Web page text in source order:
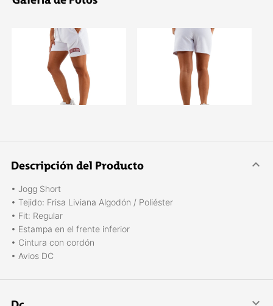
Descripción del Producto
• Jogg Short
• Tejido: Frisa Liviana Algodón / Poliéster
• Fit: Regular
• Estampa en el frente inferior
• Cintura con cordón
• Avios DC